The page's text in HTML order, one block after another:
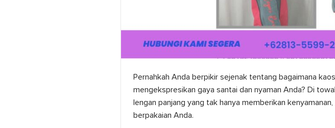
Pernahkah Anda berpikir sejenak tentang bagaimana
mengekspresikan gaya santai dan nyaman Anda? Di
lengan panjang yang tak hanya memberikan
berpakaian Anda.